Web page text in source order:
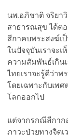
นพ.อภิชาติ จริยา
สาธารณสุข ได้ต
สีกาคบพระสงฆ์เ
ในปัจจุบันเราจะเ
ความสัมพันธ์เกิน
ไทยเราจะรู้ดีว่า
โดยเฉพาะกับเพ
โลกออกไป
แต่จากรกณีสีกาก
ภาวะป่วยทางจิต